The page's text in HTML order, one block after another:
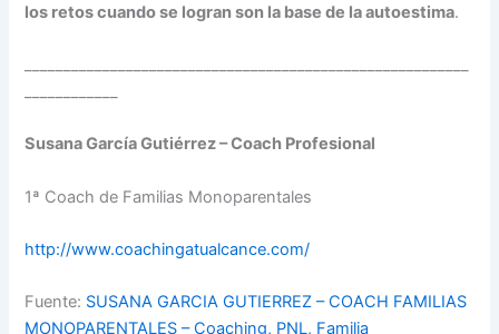
los retos cuando se logran son la base de la autoestima.
Susana García Gutiérrez – Coach Profesional
1ª Coach de Familias Monoparentales
http://www.coachingatualcance.com/
Fuente: SUSANA GARCIA GUTIERREZ – COACH FAMILIAS
MONOPARENTALES – Coaching, PNL, Familia